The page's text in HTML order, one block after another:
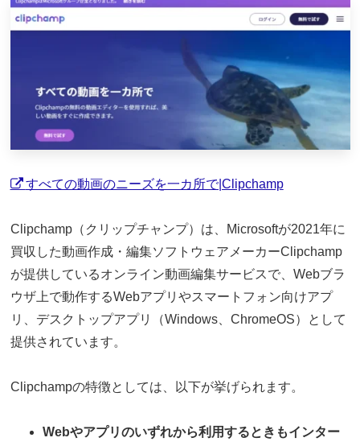
すべての動画のニーズを一カ所で|Clipchamp
Clipchamp（クリップチャンプ）は、Microsoftが2021年に
買収した動画作成・編集ソフトウェアメーカーClipchamp
が提供しているオンライン動画編集サービスで、Webブラ
ウザ上で動作するWebアプリやスマートフォン向けアプ
リ、デスクトップアプリ（Windows、ChromeOS）として
提供されています。
Clipchampの特徴としては、以下が挙げられます。
Webやアプリのいずれから利用するときもインター